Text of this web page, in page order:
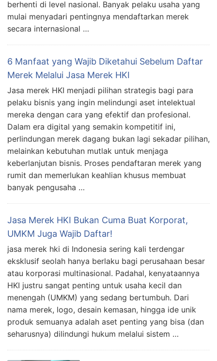
berhenti di level nasional. Banyak pelaku usaha yang
mulai menyadari pentingnya mendaftarkan merek
secara internasional …
6 Manfaat yang Wajib Diketahui Sebelum Daftar
Merek Melalui Jasa Merek HKI
Jasa merek HKI menjadi pilihan strategis bagi para
pelaku bisnis yang ingin melindungi aset intelektual
mereka dengan cara yang efektif dan profesional.
Dalam era digital yang semakin kompetitif ini,
perlindungan merek dagang bukan lagi sekadar pilihan,
melainkan kebutuhan mutlak untuk menjaga
keberlanjutan bisnis. Proses pendaftaran merek yang
rumit dan memerlukan keahlian khusus membuat
banyak pengusaha …
Jasa Merek HKI Bukan Cuma Buat Korporat,
UMKM Juga Wajib Daftar!
jasa merek hki di Indonesia sering kali terdengar
eksklusif seolah hanya berlaku bagi perusahaan besar
atau korporasi multinasional. Padahal, kenyataannya
HKI justru sangat penting untuk usaha kecil dan
menengah (UMKM) yang sedang bertumbuh. Dari
nama merek, logo, desain kemasan, hingga ide unik
produk semuanya adalah aset penting yang bisa (dan
seharusnya) dilindungi hukum melalui sistem …